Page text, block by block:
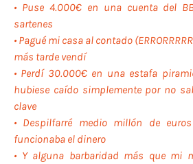
• Puse 4.000€ en una cuenta del
sartenes
• Pagué mi casa al contado
más tarde vendí
• Perdí 30.000€ en una estafa
hubiese caído simplemente por no
clave
• Despilfarré medio millón de
funcionaba el dinero
• Y alguna barbaridad más que mi